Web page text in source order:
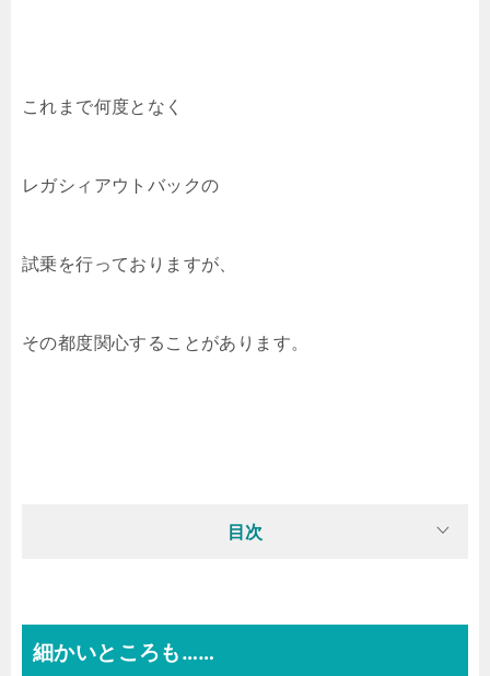
これまで何度となく
レガシィアウトバックの
試乗を行っておりますが、
その都度関心することがあります。
目次
細かいところも……